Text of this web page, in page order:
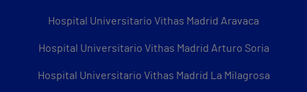
Hospital Universitario Vithas Madrid Aravaca
Hospital Universitario Vithas Madrid Arturo Soria
Hospital Universitario Vithas Madrid La Milagrosa